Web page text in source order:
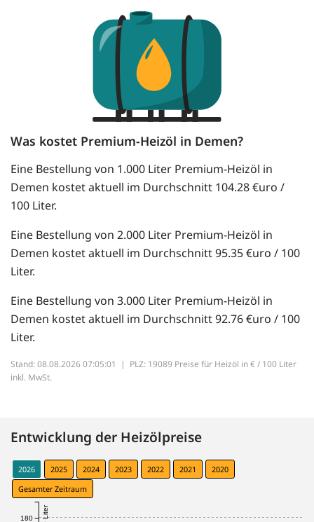
Was kostet Premium-Heizöl in Demen?
Eine Bestellung von 1.000 Liter Premium-Heizöl in
Demen kostet aktuell im Durchschnitt 104.28 €uro /
100 Liter.
Eine Bestellung von 2.000 Liter Premium-Heizöl in
Demen kostet aktuell im Durchschnitt 95.35 €uro / 100
Liter.
Eine Bestellung von 3.000 Liter Premium-Heizöl in
Demen kostet aktuell im Durchschnitt 92.76 €uro / 100
Liter.
Stand: 08.08.2026 07:05:01 | PLZ: 19089 Preise für Heizöl in € / 100 Liter
inkl. MwSt.
Entwicklung der Heizölpreise
2026 2025 2024 2023 2022 2021
2020
Gesamter Zeitraum
180